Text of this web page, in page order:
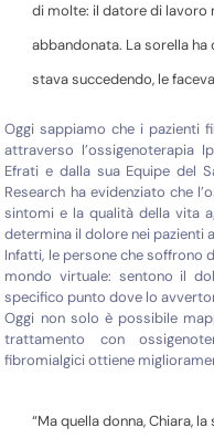
di molte: il datore di lavoro
abbandonata. La sorella
stava succedendo, le
Oggi sappiamo che i pazienti
attraverso l’ossigenoterapia
Efrati e dalla sua Equipe del
Research ha evidenziato che
sintomi e la qualità della vita
determina il dolore nei pazienti
Infatti, le persone che soffrono
mondo virtuale: sentono il
specifico punto dove lo
Oggi non solo è possibile
trattamento con
fibromialgici ottiene
“Ma quella donna, Chiara,